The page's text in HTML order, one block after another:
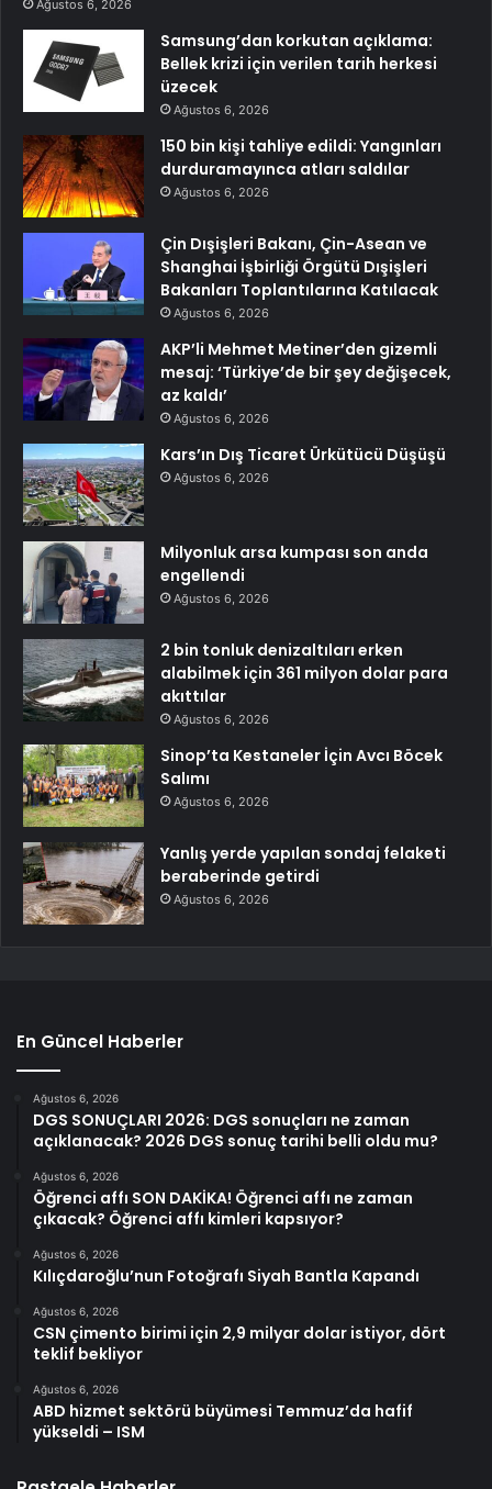
Ağustos 6, 2026
Samsung’dan korkutan açıklama:
Bellek krizi için verilen tarih herkesi
üzecek
Ağustos 6, 2026
150 bin kişi tahliye edildi: Yangınları
durduramayınca atları saldılar
Ağustos 6, 2026
Çin Dışişleri Bakanı, Çin-Asean ve
Shanghai İşbirliği Örgütü Dışişleri
Bakanları Toplantılarına Katılacak
Ağustos 6, 2026
AKP’li Mehmet Metiner’den gizemli
mesaj: ‘Türkiye’de bir şey değişecek,
az kaldı’
Ağustos 6, 2026
Kars’ın Dış Ticaret Ürkütücü Düşüşü
Ağustos 6, 2026
Milyonluk arsa kumpası son anda
engellendi
Ağustos 6, 2026
2 bin tonluk denizaltıları erken
alabilmek için 361 milyon dolar para
akıttılar
Ağustos 6, 2026
Sinop’ta Kestaneler İçin Avcı Böcek
Salımı
Ağustos 6, 2026
Yanlış yerde yapılan sondaj felaketi
beraberinde getirdi
Ağustos 6, 2026
En Güncel Haberler
Ağustos 6, 2026
DGS SONUÇLARI 2026: DGS sonuçları ne zaman
açıklanacak? 2026 DGS sonuç tarihi belli oldu mu?
Ağustos 6, 2026
Öğrenci affı SON DAKİKA! Öğrenci affı ne zaman
çıkacak? Öğrenci affı kimleri kapsıyor?
Ağustos 6, 2026
Kılıçdaroğlu’nun Fotoğrafı Siyah Bantla Kapandı
Ağustos 6, 2026
CSN çimento birimi için 2,9 milyar dolar istiyor, dört
teklif bekliyor
Ağustos 6, 2026
ABD hizmet sektörü büyümesi Temmuz’da hafif
yükseldi – ISM